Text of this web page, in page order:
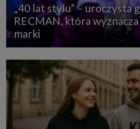
„40 lat stylu” – uroczysta
RECMAN, która
marki